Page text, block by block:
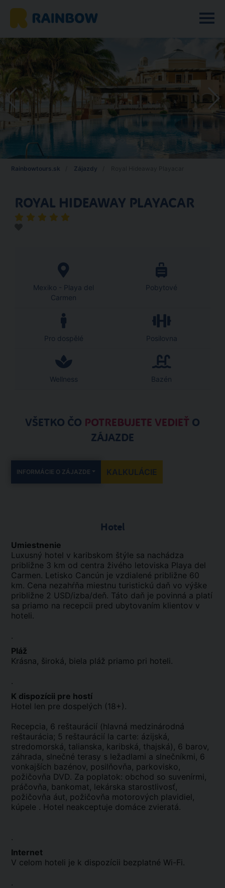
Rainbowtours.sk Zájazdy
ROYAL HIDEAWAY PLAYACAR
Mexiko - Playa del
Carmen
Pobytové
Pro dospělé Posilovna
Wellness Bazén
VŠETKO ČO POTREBUJETE VEDIEŤ O
ZÁJAZDE
INFORMÁCIE O ZÁJAZDE KALKULÁCIE
Hotel
Umiestnenie
Luxusný hotel v karibskom štýle sa nachádza
približne 3 km od centra živého letoviska Playa del
Carmen. Letisko Cancún je vzdialené približne 60
km. Cena nezahŕňa miestnu turistickú daň vo výške
približne 2 USD/izba/deň. Táto daň je povinná a platí
sa priamo na recepcii pred ubytovaním klientov v
hoteli.
.
Pláž
Krásna, široká, biela pláž priamo pri hoteli.
.
K dispozícii pre hostí
Hotel len pre dospelých (18+).
Recepcia, 6 reštaurácií (hlavná medzinárodná
reštaurácia; 5 reštaurácií la carte: ázijská,
stredomorská, talianska, karibská, thajská), 6 barov,
záhrada, slnečné terasy s ležadlami a slnečníkmi, 6
vonkajších bazénov, posilňovňa, parkovisko,
požičovňa DVD. Za poplatok: obchod so suvenírmi,
práčovňa, bankomat, lekárska starostlivosť,
požičovňa áut, požičovňa motorových plavidiel,
kúpele . Hotel neakceptuje domáce zvieratá.
.
Internet
V celom hoteli je k dispozícii bezplatné Wi-Fi.
.